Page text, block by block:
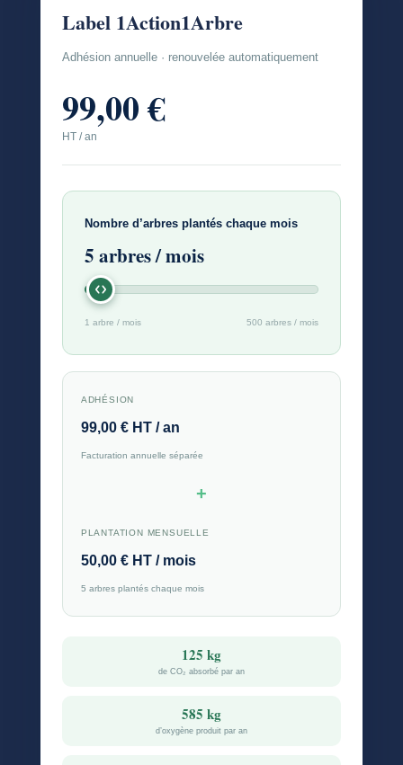
Label 1Action1Arbre
Adhésion annuelle · renouvelée automatiquement
99,00 €
HT / an
Nombre d’arbres plantés chaque mois
5 arbres / mois
1 arbre / mois 500 arbres / mois
ADHÉSION
99,00 € HT / an
Facturation annuelle séparée
+
PLANTATION MENSUELLE
50,00 € HT / mois
5 arbres plantés chaque mois
125 kg
de CO₂ absorbé par an
585 kg
d’oxygène produit par an